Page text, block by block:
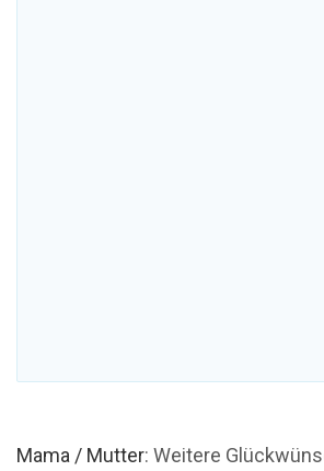
Mama / Mutter: Weitere